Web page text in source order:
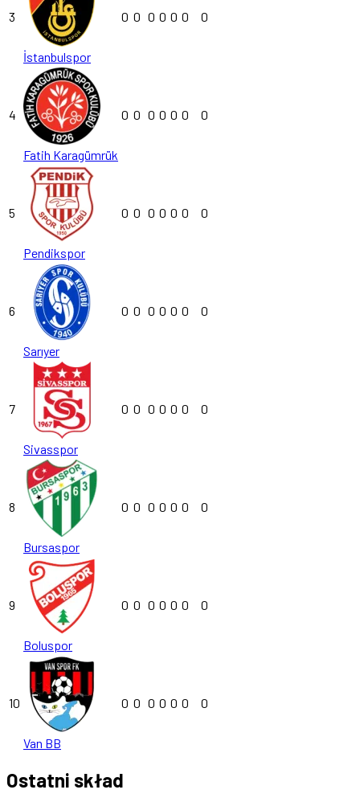
3
İstanbulspor
0 0 0 0 0 0 0
4
Fatih Karagümrük
0 0 0 0 0 0 0
5
Pendikspor
0 0 0 0 0 0 0
6
Sarıyer
0 0 0 0 0 0 0
7
Sivasspor
0 0 0 0 0 0 0
8
Bursaspor
0 0 0 0 0 0 0
9
Boluspor
0 0 0 0 0 0 0
10
Van BB
0 0 0 0 0 0 0
Ostatni skład